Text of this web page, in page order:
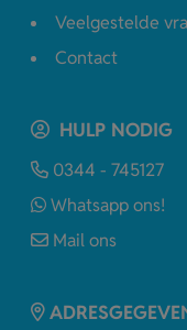
Veelgestelde
Contact
HULP NODIG
0344 - 745127
Whatsapp ons!
Mail ons